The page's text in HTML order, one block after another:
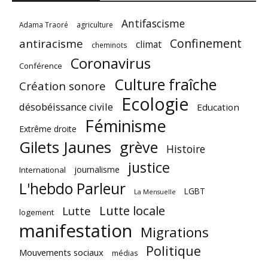
Adama Traoré agriculture Antifascisme
antiracisme cheminots climat Confinement
Conférence Coronavirus
Création sonore Culture fraîche
désobéissance civile Ecologie Education
Extrême droite Féminisme
Gilets Jaunes grève Histoire
International journalisme justice
L'hebdo Parleur La Mensuelle
LGBT
logement
Lutte Lutte locale
manifestation Migrations
Mouvements sociaux médias Politique